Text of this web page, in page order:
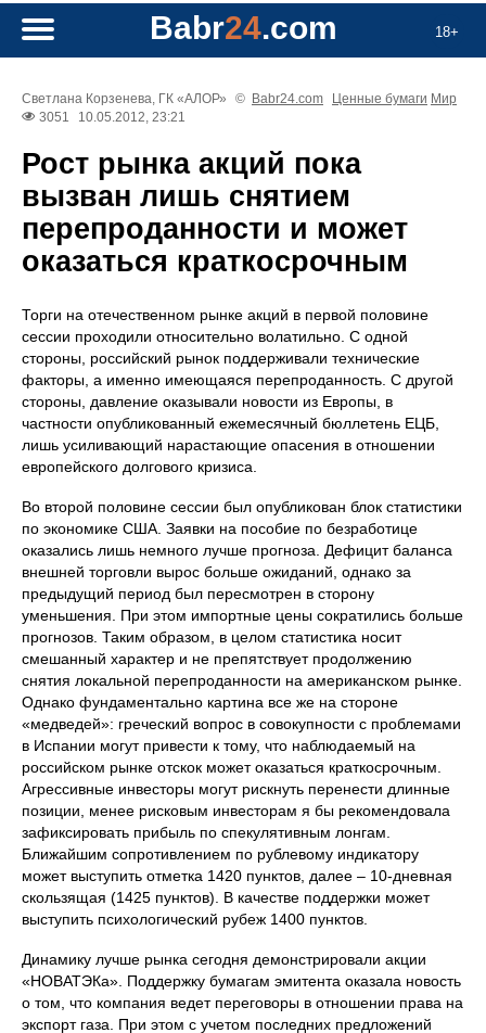
18+
Babr24.com
Светлана Корзенева, ГК «АЛОР» © Babr24.com Ценные бумаги Мир
3051
10.05.2012, 23:21
Рост рынка акций пока
вызван лишь снятием
перепроданности и может
оказаться краткосрочным
Торги на отечественном рынке акций в первой половине
сессии проходили относительно волатильно. С одной
стороны, российский рынок поддерживали технические
факторы, а именно имеющаяся перепроданность. С другой
стороны, давление оказывали новости из Европы, в
частности опубликованный ежемесячный бюллетень ЕЦБ,
лишь усиливающий нарастающие опасения в отношении
европейского долгового кризиса.
Во второй половине сессии был опубликован блок статистики
по экономике США. Заявки на пособие по безработице
оказались лишь немного лучше прогноза. Дефицит баланса
внешней торговли вырос больше ожиданий, однако за
предыдущий период был пересмотрен в сторону
уменьшения. При этом импортные цены сократились больше
прогнозов. Таким образом, в целом статистика носит
смешанный характер и не препятствует продолжению
снятия локальной перепроданности на американском рынке.
Однако фундаментально картина все же на стороне
«медведей»: греческий вопрос в совокупности с проблемами
в Испании могут привести к тому, что наблюдаемый на
российском рынке отскок может оказаться краткосрочным.
Агрессивные инвесторы могут рискнуть перенести длинные
позиции, менее рисковым инвесторам я бы рекомендовала
зафиксировать прибыль по спекулятивным лонгам.
Ближайшим сопротивлением по рублевому индикатору
может выступить отметка 1420 пунктов, далее – 10-дневная
скользящая (1425 пунктов). В качестве поддержки может
выступить психологический рубеж 1400 пунктов.
Динамику лучше рынка сегодня демонстрировали акции
«НОВАТЭКа». Поддержку бумагам эмитента оказала новость
о том, что компания ведет переговоры в отношении права на
экспорт газа. При этом с учетом последних предложений